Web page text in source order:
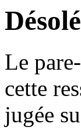
Le
cette
jugée